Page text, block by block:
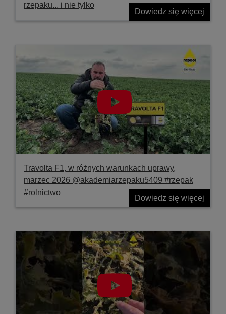
rzepaku... i nie tylko
Dowiedz się więcej
Travolta F1, w różnych warunkach uprawy,
marzec 2026 @akademiarzepaku5409 #rzepak
#rolnictwo
Dowiedz się więcej